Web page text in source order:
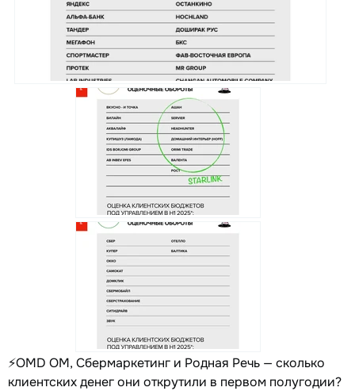
⚡️OMD OM, Сбермаркетинг и Родная Речь — сколько
клиентских денег они открутили в первом полугодии?